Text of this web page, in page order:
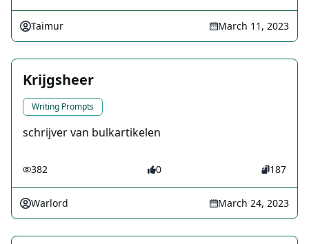
Taimur March 11, 2023
Krijgsheer
Writing Prompts
schrijver van bulkartikelen
382 0 187
Warlord March 24, 2023